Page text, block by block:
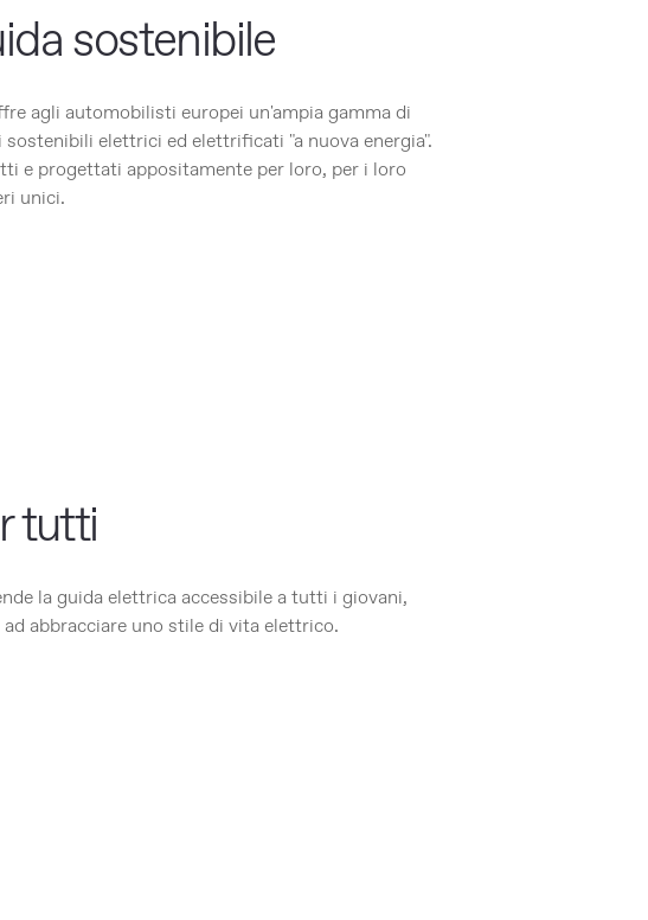
sostenibile
agli automobilisti europei un'ampia gamma di
sostenibili elettrici ed elettrificati "a nuova energia".
e progettati appositamente per loro, per i loro
unici.
tutti
la guida elettrica accessibile a tutti i giovani,
abbracciare uno stile di vita elettrico.